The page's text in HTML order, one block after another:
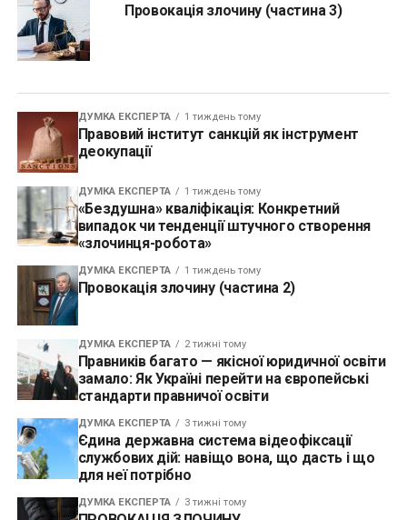
Провокація злочину (частина 3)
ДУМКА ЕКСПЕРТА 1 тиждень тому
Правовий інститут санкцій як інструмент
деокупації
ДУМКА ЕКСПЕРТА 1 тиждень тому
«Бездушна» кваліфікація: Конкретний
випадок чи тенденції штучного створення
«злочинця-робота»
ДУМКА ЕКСПЕРТА 1 тиждень тому
Провокація злочину (частина 2)
ДУМКА ЕКСПЕРТА 2 тижні тому
Правників багато — якісної юридичної освіти
замало: Як Україні перейти на європейські
стандарти правничої освіти
ДУМКА ЕКСПЕРТА 3 тижні тому
Єдина державна система відеофіксації
службових дій: навіщо вона, що дасть і що
для неї потрібно
ДУМКА ЕКСПЕРТА 3 тижні тому